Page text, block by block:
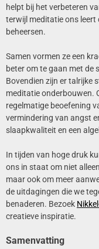
helpt bij het verbeteren
terwijl meditatie ons leert
beheersen.
Samen vormen ze een
beter om te gaan met de
Bovendien zijn er talrijke
meditatie onderbouwen.
regelmatige beoefening
vermindering van angst
slaapkwaliteit en een
In tijden van hoge druk
ons in staat om niet
maar ook om meer
de uitdagingen die we
benaderen. Bezoek
creatieve inspiratie.
Samenvatting